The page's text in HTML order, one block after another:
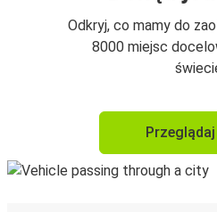
Odkryj, co mamy do
8000 miejsc